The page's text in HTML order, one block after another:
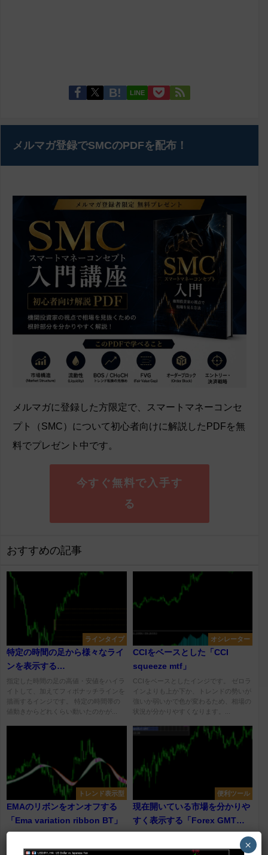
LINE
メルマガ登録でSMCのPDFを配布！
メルマガに登録した方限定で、スマートマネーコンセ
プト（SMC）について初心者向けに解説したPDFを無
料でプレゼント中です。
今すぐ無料で入手す
る
おすすめの記事
ラインタイプ
特定の時間の足から様々なライ
ンを表示する
「@FxArt.Trader_Candle
Breakout With Fibo Levels」
指定した時間の足の高値・安値をハイラ
イトして、加えてフィボナッチラインを
描画するインジです。 特定の時間帯の
値動きからどれくらい動いたのかが...
オシレーター
CCIをベースとした「CCI
squeeze mtf」
CCIをベースとしたインジです。 ゼロラ
インよりも上か下か、トレンドの勢いが
強いか弱いかで色が変わるため、相場の
状況が分かりやすくなります。...
トレンド表示型
EMAのリボンをオンオフする
「Ema variation ribbon BT」
EMAを更にスムーズド化した2本のライ
便利ツール
現在開いている市場を分かりや
すく表示する「Forex GMT
Market Hours」
現在開いている市場がどこなのかを分か
りやすく示すインジです。 市場はシド×